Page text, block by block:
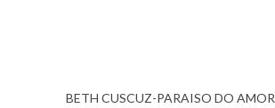
BETH CUSCUZ-PARAISO DO AMOR